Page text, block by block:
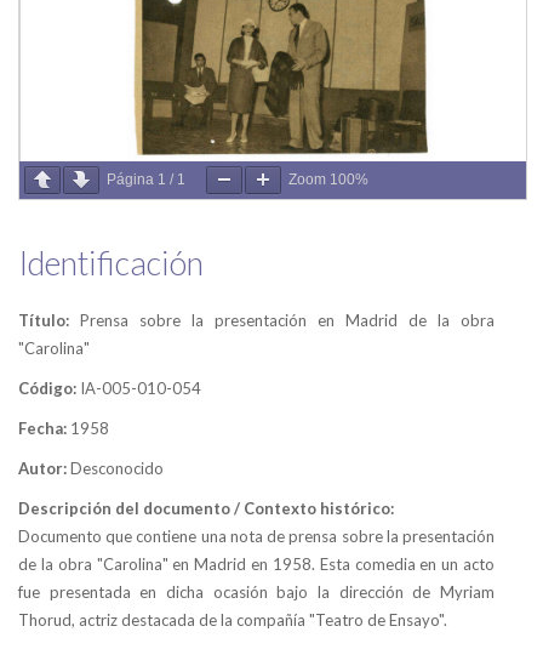
Página 1 / 1 Zoom 100%
Identificación
Título: Prensa sobre la presentación en Madrid de la obra
"Carolina"
Código: IA-005-010-054
Fecha: 1958
Autor:Desconocido
Descripción del documento / Contexto histórico:
Documento que contiene una nota de prensa sobre la presentación
de la obra "Carolina" en Madrid en 1958. Esta comedia en un acto
fue presentada en dicha ocasión bajo la dirección de Myriam
Thorud, actriz destacada de la compañía "Teatro de Ensayo".